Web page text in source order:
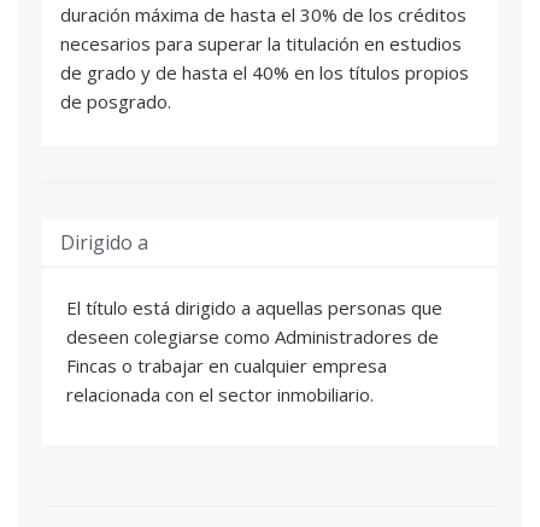
duración máxima de hasta el 30% de los créditos
necesarios para superar la titulación en estudios
de grado y de hasta el 40% en los títulos propios
de posgrado.
Dirigido a
El título está dirigido a aquellas personas que
deseen colegiarse como Administradores de
Fincas o trabajar en cualquier empresa
relacionada con el sector inmobiliario.